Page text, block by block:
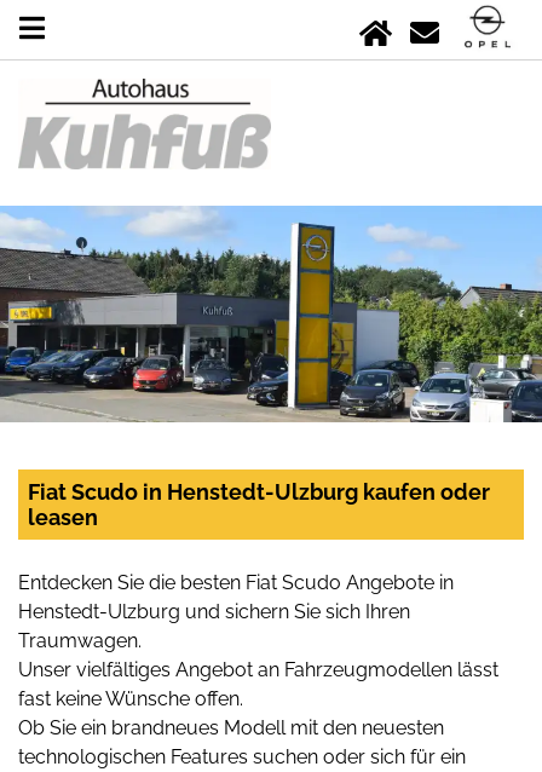
Fiat Scudo in Henstedt-Ulzburg kaufen oder
leasen
Entdecken Sie die besten Fiat Scudo Angebote in
Henstedt-Ulzburg und sichern Sie sich Ihren
Traumwagen.
Unser vielfältiges Angebot an Fahrzeugmodellen lässt
fast keine Wünsche offen.
Ob Sie ein brandneues Modell mit den neuesten
technologischen Features suchen oder sich für ein